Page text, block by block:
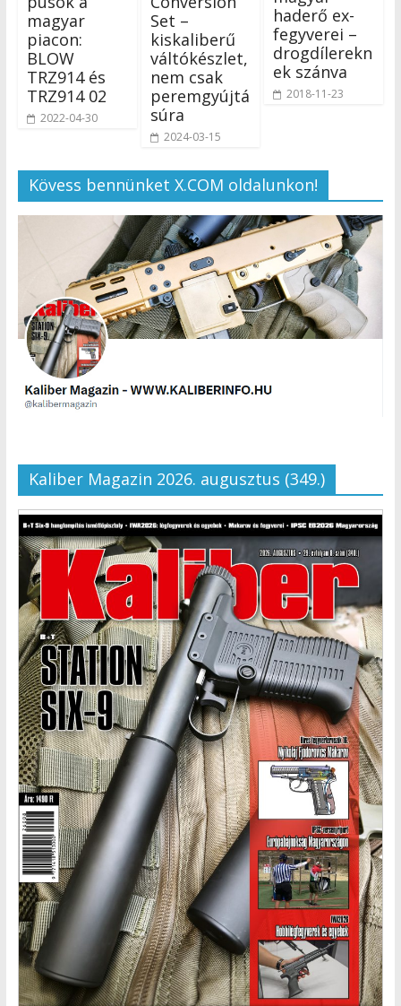
magyar
piacon:
BLOW
TRZ914 és
TRZ914 02
2022-04-30
Set –
kiskaliberű
váltókészlet,
nem csak
peremgyújtá
súra
2024-03-15
haderő ex-
fegyverei –
drogdílerekn
ek szánva
2018-11-23
Kövess bennünket X.COM oldalunkon!
Kaliber Magazin 2026. augusztus (349.)